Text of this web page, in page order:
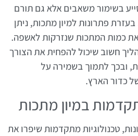
בשימור משאבים אלא גם תורם
פתרונות למיון מתכות, ניתן
את כמות המתכות שנזרקות לאשפה.
חשוב שיכול להפחית את הצורך
ובכך לתמוך בשמירה על
כדור הארץ.
במיון מתכות
טכנולוגיות מתקדמות שיפרו את